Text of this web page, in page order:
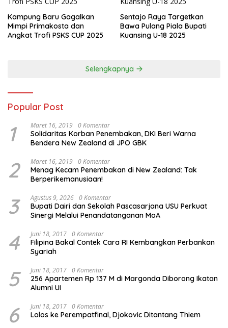
Kampung Baru Gagalkan
Mimpi Primakosta dan
Angkat Trofi PSKS CUP 2025
Sentajo Raya Targetkan
Bawa Pulang Piala Bupati
Kuansing U-18 2025
Selengkapnya
Popular Post
1 Maret 16, 2019 0 Komentar
Solidaritas Korban Penembakan, DKI Beri Warna
Bendera New Zealand di JPO GBK
2 Maret 16, 2019 0 Komentar
Menag Kecam Penembakan di New Zealand: Tak
Berperikemanusiaan!
3 Agustus 9, 2026 0 Komentar
Bupati Dairi dan Sekolah Pascasarjana USU Perkuat
Sinergi Melalui Penandatanganan MoA
4 Juni 18, 2017 0 Komentar
Filipina Bakal Contek Cara RI Kembangkan Perbankan
Syariah
5 Juni 18, 2017 0 Komentar
256 Apartemen Rp 137 M di Margonda Diborong Ikatan
Alumni UI
6 Juni 18, 2017 0 Komentar
Lolos ke Perempatfinal, Djokovic Ditantang Thiem